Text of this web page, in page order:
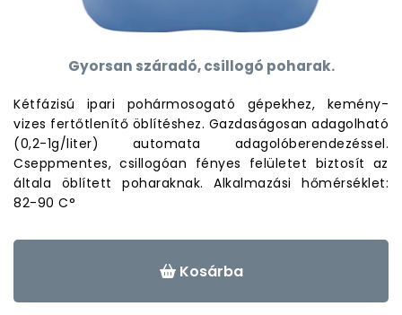
Gyorsan száradó, csillogó poharak.
Kétfázisú ipari pohármosogató gépekhez, kemény-
vizes fertőtlenítő öblítéshez. Gazdaságosan adagolható
(0,2-1g/liter) automata adagolóberendezéssel.
Cseppmentes, csillogóan fényes felületet biztosít az
általa öblített poharaknak. Alkalmazási hőmérséklet:
82-90 C°
Kosárba